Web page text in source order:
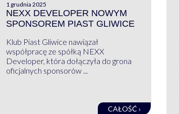
1 grudnia 2025
NEXX DEVELOPER NOWYM
SPONSOREM PIAST GLIWICE
Klub Piast Gliwice nawiązał
współpracę ze spółką NEXX
Developer, która dołączyła do grona
oficjalnych sponsorów ...
CAŁOŚĆ ›